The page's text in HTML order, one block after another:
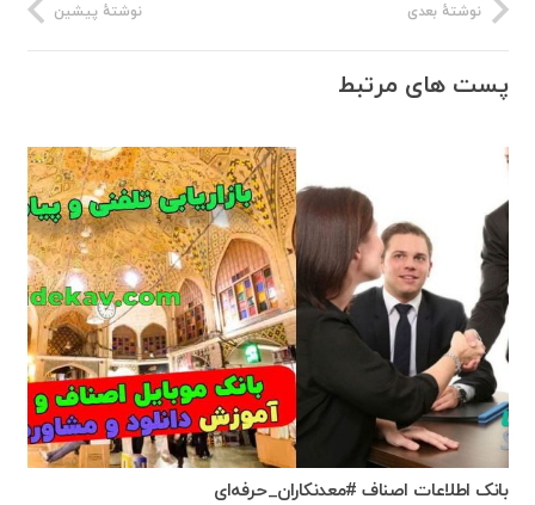
نوشتهٔ پیشین نوشتهٔ بعدی
پست های مرتبط
بانک اطلاعات اصناف #معدنکاران_حرفه‌ای